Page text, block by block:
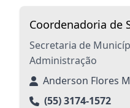
Coordenadoria de
Secretaria de
Administração
Anderson Flores
(55) 3174-1572